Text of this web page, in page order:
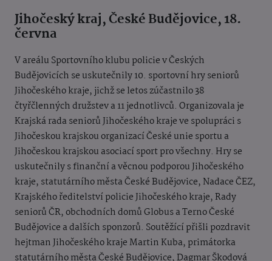
Jihočeský kraj, České Budějovice, 18.
června
V areálu Sportovního klubu policie v Českých
Budějovicích se uskutečnily 10. sportovní hry seniorů
Jihočeského kraje, jichž se letos zúčastnilo 38
čtyřčlenných družstev a 11 jednotlivců. Organizovala je
Krajská rada seniorů Jihočeského kraje ve spolupráci s
Jihočeskou krajskou organizací České unie sportu a
Jihočeskou krajskou asociací sport pro všechny. Hry se
uskutečnily s finanční a věcnou podporou Jihočeského
kraje, statutárního města České Budějovice, Nadace ČEZ,
Krajského ředitelství policie Jihočeského kraje, Rady
seniorů ČR, obchodních domů Globus a Terno České
Budějovice a dalších sponzorů. Soutěžící přišli pozdravit
hejtman Jihočeského kraje Martin Kuba, primátorka